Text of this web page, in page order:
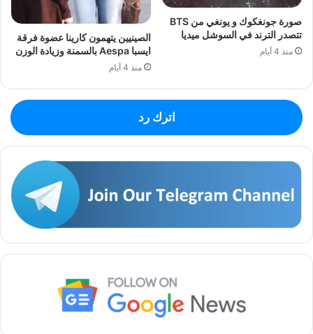
صورة جونغكوك و يونغي من BTS
تتصدر الترند في السوشل ميديا
منذ 4 أيام
الصينيين يتهمون كارينا عضوة فرقة
ايسبا Aespa بالسمنة وزيادة الوزن
منذ 4 أيام
اترك رد